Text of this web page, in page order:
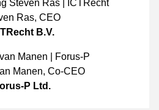
Ras, CEO
B.V.
Manen, Co-CEO
P Ltd.